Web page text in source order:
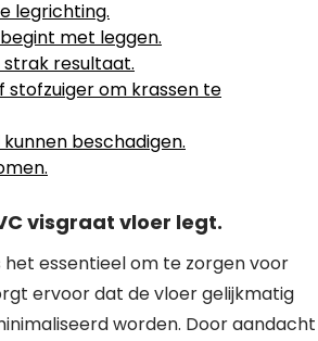
legrichting.
met leggen.
strak resultaat.
stofzuiger om krassen te
beschadigen.
visgraat vloer legt.
essentieel om te zorgen voor
ervoor dat de vloer gelijkmatig
worden. Door aandacht